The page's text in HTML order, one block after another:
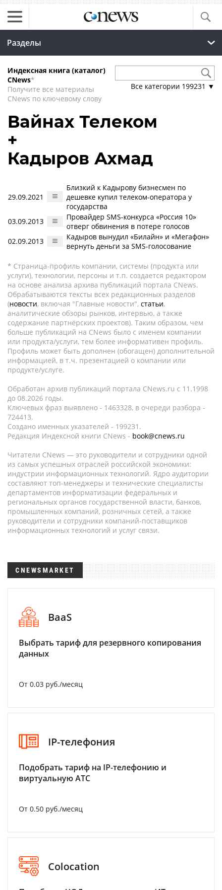
Разделы
Индексная книга (каталог)
CNews*
Получите все материалы
CNews по ключевому слову
Все категории 199231 ▼
Вайнах Телеком
+
Кадыров Ахмад
29.09.2021
Близкий к Кадырову бизнесмен по
дешевке купил телеком-оператора у
государства
03.09.2013
Провайдер SMS-конкурса «Россия 10»
отверг обвинения в потере голосов
02.09.2013
Кадыров вынудил «Билайн» и «Мегафон»
вернуть деньги за SMS-голосование
* Страница-профиль компании, системы (продукта или
услуги), технологии, персоны и т.п. создается редактором
на основе анализа архива публикаций портала CNews.
Обрабатываются тексты всех редакционных разделов
(новости, включая "Главные новости", статьи,
аналитические обзоры рынков, интервью, а также
содержание партнёрских проектов). Таким образом, чем
больше публикаций на CNews было с именем компании
или продукта/услуги, тем более информативен профиль.
Профиль может быть дополнен (обогащен) дополнительной
информацией, в т.ч. презентацией о компании или
продукте/услуге.
Обработан архив публикаций портала CNews.ru c 11.1998
до 08.2026 годы.
Ключевых фраз выявлено - 1463328, в очереди разбора -
724413.
Создано именных указателей - 199231.
Редакция Индексной книги CNews - book@cnews.ru
Читатели CNews — это руководители и сотрудники одной
из самых успешных отраслей российской экономики:
индустрии информационных технологий. Ядро аудитории
составляют топ-менеджеры и технические специалисты
департаментов информатизации федеральных и
региональных органов государственной власти, банков,
промышленных компаний, розничных сетей, а также
руководители и сотрудники компаний-поставщиков
информационных технологий и услуг связи.
CNEWSMARKET
BaaS
Выбрать тариф для резервного копирования
данных
От 0.03 руб./месяц
IP-телефония
Подобрать тариф на IP-телефонию и
виртуальную АТС
От 0.50 руб./месяц
Colocation